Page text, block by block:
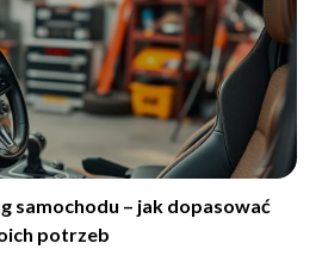
samochodu – jak dopasować
potrzeb